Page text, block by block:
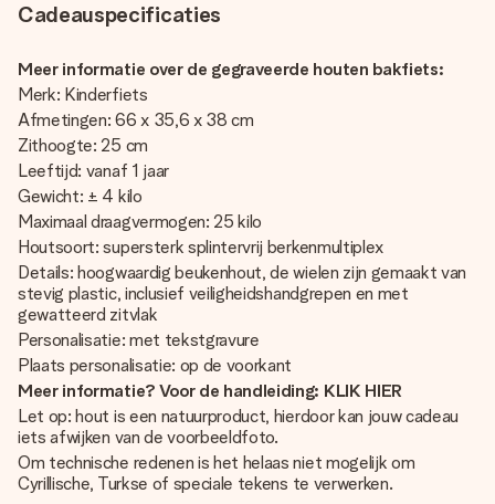
Cadeauspecificaties
Meer informatie over de gegraveerde houten bakfiets:
Merk: Kinderfiets
Afmetingen: 66 x 35,6 x 38 cm
Zithoogte: 25 cm
Leeftijd: vanaf 1 jaar
Gewicht: ± 4 kilo
Maximaal draagvermogen: 25 kilo
Houtsoort: supersterk splintervrij berkenmultiplex
Details: hoogwaardig beukenhout, de wielen zijn gemaakt van
stevig plastic, inclusief veiligheidshandgrepen en met
gewatteerd zitvlak
Personalisatie: met tekstgravure
Plaats personalisatie: op de voorkant
Meer informatie? Voor de handleiding: KLIK HIER
Let op: hout is een natuurproduct, hierdoor kan jouw cadeau
iets afwijken van de voorbeeldfoto.
Om technische redenen is het helaas niet mogelijk om
Cyrillische, Turkse of speciale tekens te verwerken.